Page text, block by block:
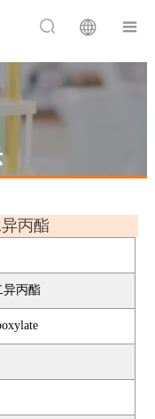
 
丙酯
丙酯